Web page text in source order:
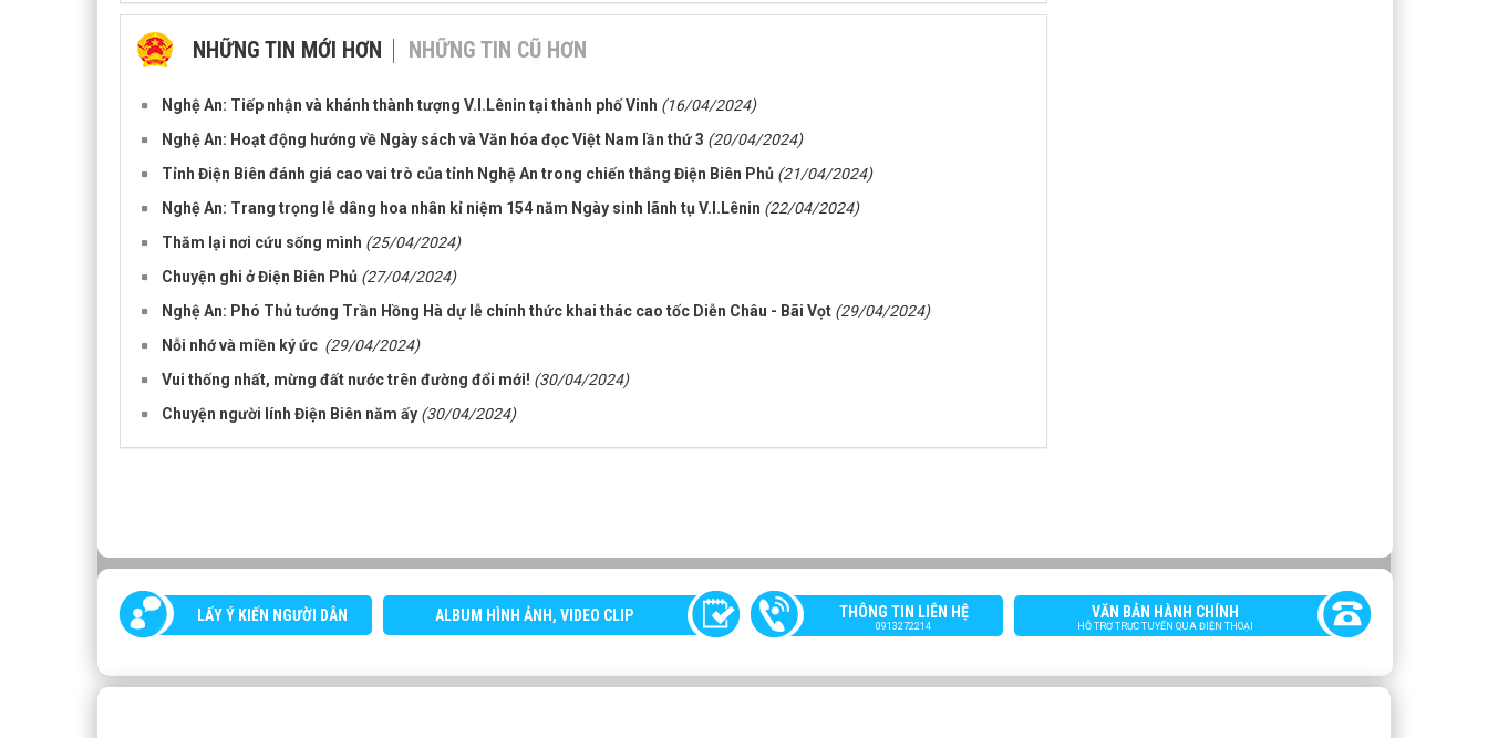
NHỮNG TIN MỚI HƠN NHỮNG TIN CŨ HƠN
Nghệ An: Tiếp nhận và khánh thành tượng V.I.Lênin tại thành phố Vinh (16/04/2024)
Nghệ An: Hoạt động hướng về Ngày sách và Văn hóa đọc Việt Nam lần thứ 3 (20/04/2024)
Tỉnh Điện Biên đánh giá cao vai trò của tỉnh Nghệ An trong chiến thắng Điện Biên Phủ (21/04/2024)
Nghệ An: Trang trọng lễ dâng hoa nhân kỉ niệm 154 năm Ngày sinh lãnh tụ V.I.Lênin (22/04/2024)
Thăm lại nơi cứu sống mình (25/04/2024)
Chuyện ghi ở Điện Biên Phủ (27/04/2024)
Nghệ An: Phó Thủ tướng Trần Hồng Hà dự lễ chính thức khai thác cao tốc Diễn Châu - Bãi Vọt (29/04/2024)
Nỗi nhớ và miền ký ức (29/04/2024)
Vui thống nhất, mừng đất nước trên đường đổi mới! (30/04/2024)
Chuyện người lính Điện Biên năm ấy (30/04/2024)
LẤY Ý KIẾN NGƯỜI DÂN ALBUM HÌNH ẢNH, VIDEO CLIP THÔNG TIN LIÊN HỆ
0913272214
VĂN BẢN HÀNH CHÍNH
HỖ TRỢ TRỰC TUYẾN QUA ĐIỆN THOẠI